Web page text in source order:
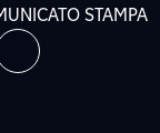
STAMPA